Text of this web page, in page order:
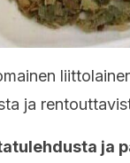
ja
ja